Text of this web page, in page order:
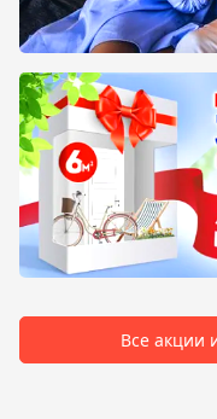
Все акции